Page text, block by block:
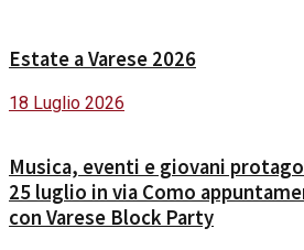
Estate a Varese 2026
18 Luglio 2026
Musica, eventi e giovani
25 luglio in via Como
con Varese Block Party